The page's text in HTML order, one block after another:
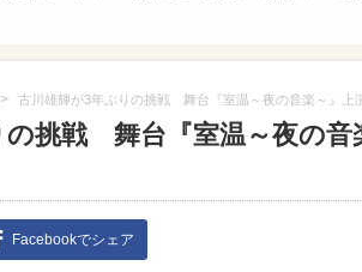
> 古川雄輝が3年ぶりの挑戦 舞台『室温～夜の音楽～』上
の挑戦 舞台『室温～夜の音
Facebookでシェア